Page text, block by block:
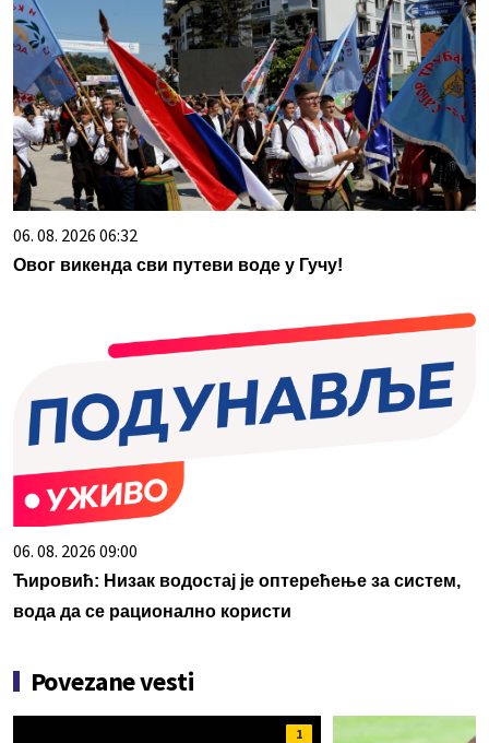
06. 08. 2026 06:32
Овог викенда сви путеви воде у Гучу!
06. 08. 2026 09:00
Ћировић: Низак водостај је оптерећење за систем,
вода да се рационално користи
Povezane vesti
1